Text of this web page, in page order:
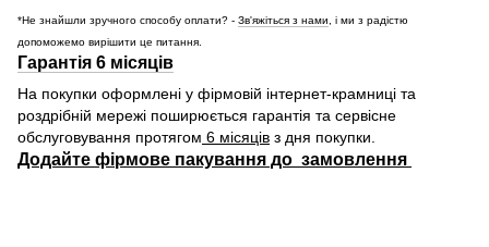
*Не знайшли зручного способу оплати? - Зв'яжіться з нами, і ми з радістю
допоможемо вирішити це питання.
Гарантія 6 місяців
На покупки оформлені у фірмовій інтернет-крамниці та
роздрібній мережі поширюється гарантія та сервісне
обслуговування протягом 6 місяців з дня покупки.
Додайте фірмове пакування до замовлення